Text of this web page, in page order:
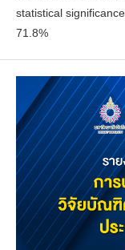
statistical
71.8%